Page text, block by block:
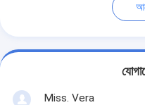
Miss. Vera